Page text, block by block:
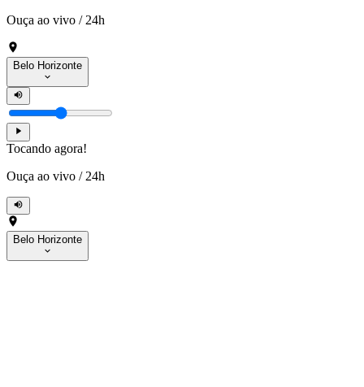
Ouça ao vivo / 24h
Belo Horizonte
Tocando agora!
Ouça ao vivo / 24h
Belo Horizonte